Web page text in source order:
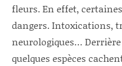
fleurs. En effet,
dangers. Intoxications,
neurologiques…
quelques espèces